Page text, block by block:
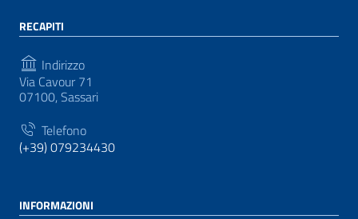
RECAPITI
Indirizzo
Via Cavour 71
07100, Sassari
Telefono
(+39) 079234430
INFORMAZIONI